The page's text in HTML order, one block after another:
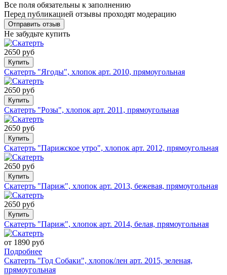
Все поля обязательны к заполнению
Перед публикацией отзывы проходят модерацию
Не забудьте купить
2650 руб
Купить
Скатерть "Ягоды", хлопок арт. 2010, прямоугольная
2650 руб
Купить
Скатерть "Розы", хлопок арт. 2011, прямоугольная
2650 руб
Купить
Скатерть "Парижское утро", хлопок арт. 2012, прямоугольная
2650 руб
Купить
Скатерть "Париж", хлопок арт. 2013, бежевая, прямоугольная
2650 руб
Купить
Скатерть "Париж", хлопок арт. 2014, белая, прямоугольная
от 1890 руб
Подробнее
Скатерть "Год Собаки", хлопок/лен арт. 2015, зеленая,
прямоугольная